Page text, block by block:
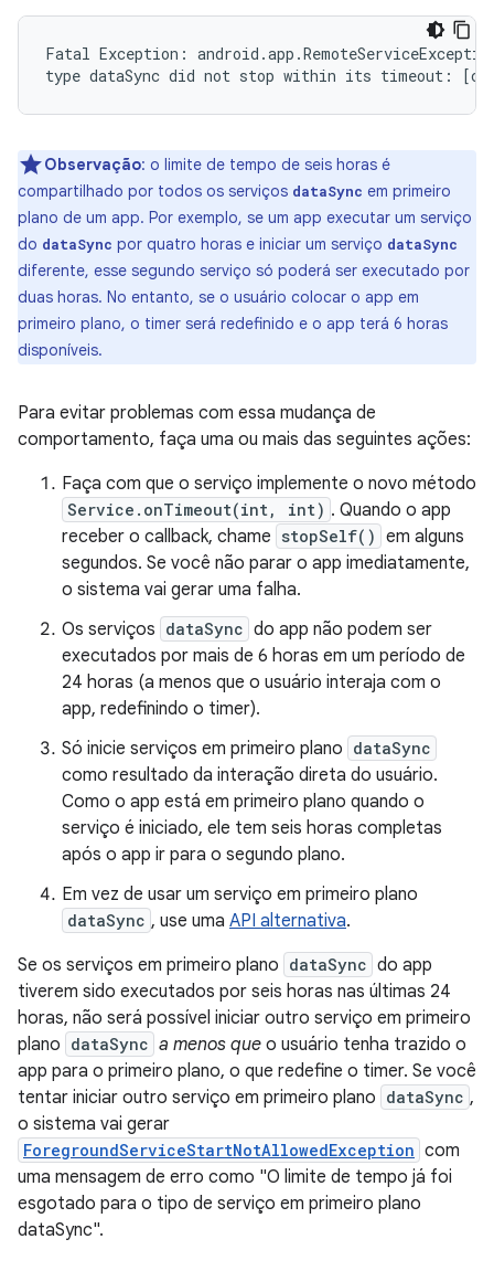
Fatal Exception:
Observação: o limite de tempo de seis horas é
compartilhado por todos os serviços dataSync em primeiro
plano de um app. Por exemplo, se um app executar um serviço
do dataSync por quatro horas e iniciar um serviço dataSync
diferente, esse segundo serviço só poderá ser executado por
duas horas. No entanto, se o usuário colocar o app em
primeiro plano, o timer será redefinido e o app terá 6 horas
disponíveis.
Para evitar problemas com essa mudança de
comportamento, faça uma ou mais das seguintes ações:
Faça com que o serviço implemente o novo método
Service.onTimeout(int, int) . Quando o app
receber o callback, chame stopSelf() em alguns
segundos. Se você não parar o app imediatamente,
o sistema vai gerar uma falha.
Os serviços dataSync do app não podem ser
executados por mais de 6 horas em um período de
24 horas (a menos que o usuário interaja com o
app, redefinindo o timer).
Só inicie serviços em primeiro plano dataSync
como resultado da interação direta do usuário.
Como o app está em primeiro plano quando o
serviço é iniciado, ele tem seis horas completas
após o app ir para o segundo plano.
Em vez de usar um serviço em primeiro plano
dataSync , use uma API alternativa.
Se os serviços em primeiro plano dataSync do app
tiverem sido executados por seis horas nas últimas 24
horas, não será possível iniciar outro serviço em primeiro
plano dataSync a menos que o usuário tenha trazido o
app para o primeiro plano, o que redefine o timer. Se você
tentar iniciar outro serviço em primeiro plano dataSync ,
o sistema vai gerar
ForegroundServiceStartNotAllowedException com
uma mensagem de erro como "O limite de tempo já foi
esgotado para o tipo de serviço em primeiro plano
dataSync".